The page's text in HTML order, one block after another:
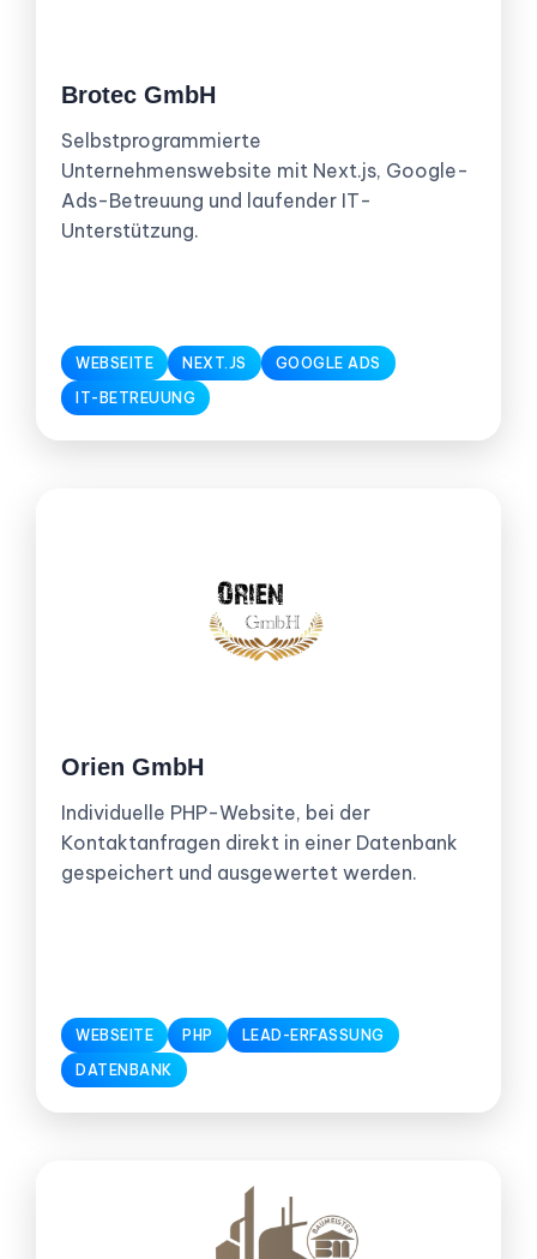
Brotec GmbH
Selbstprogrammierte
Unternehmenswebsite mit Next.js, Google-
Ads-Betreuung und laufender IT-
Unterstützung.
WEBSEITE NEXT.JS
GOOGLE ADS
IT-BETREUUNG
Orien GmbH
Individuelle PHP-Website, bei der
Kontaktanfragen direkt in einer Datenbank
gespeichert und ausgewertet werden.
WEBSEITE PHP
LEAD-ERFASSUNG
DATENBANK